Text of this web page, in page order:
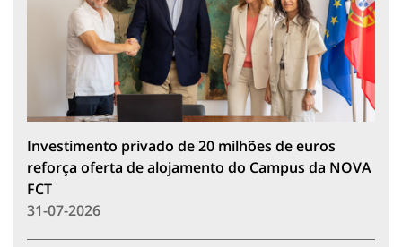
Investimento privado de 20 milhões de euros
reforça oferta de alojamento do Campus da NOVA
FCT
31-07-2026